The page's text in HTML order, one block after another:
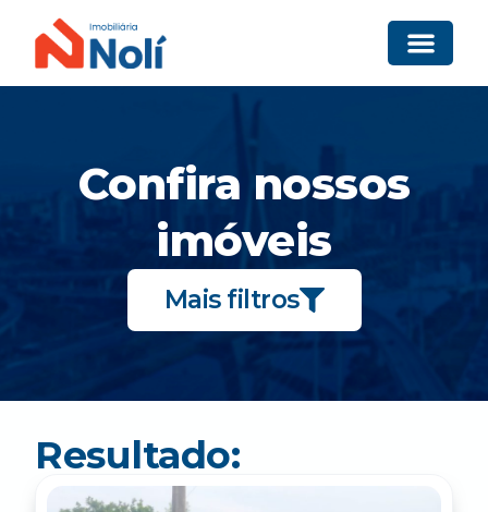
Confira nossos
imóveis
Mais filtros
Resultado: